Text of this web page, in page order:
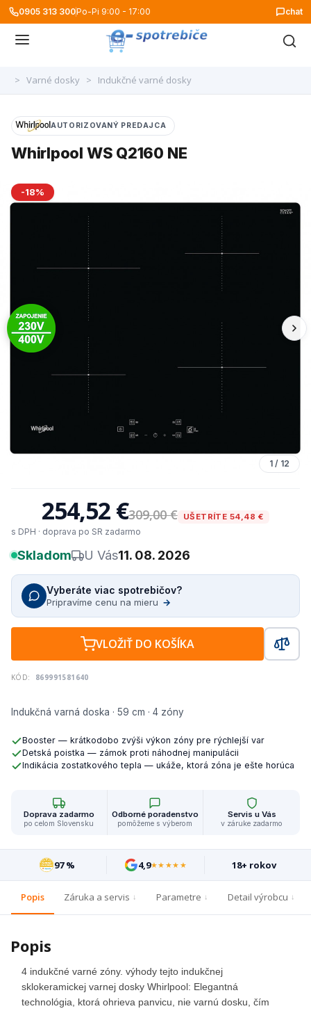
0905 313 300Po-Pi 9:00 - 17:00 chat
> Varné dosky > Indukčné varné dosky
-18%
1 / 12
AUTORIZOVANÝ PREDAJCA
Whirlpool WS Q2160 NE
Indukčná varná doska · 59 cm · 4 zóny
Booster — krátkodobo zvýši výkon zóny pre rýchlejší var
Detská poistka — zámok proti náhodnej manipulácii
Indikácia zostatkového tepla — ukáže, ktorá zóna je ešte horúca
254,52 €309,00 € UŠETRÍTE 54,48 €
s DPH · doprava po SR zadarmo
Skladom U Vás11. 08. 2026
Vyberáte viac spotrebičov?
Pripravíme cenu na mieru →
VLOŽIŤ DO KOŠÍKA
KÓD: 869991581640
Doprava zadarmo
po celom Slovensku
Odborné poradenstvo
pomôžeme s výberom
Servis u Vás
v záruke zadarmo
97 % 4,9★★★★★ 18+ rokov
Popis Záruka a servis Parametre Detail výrobcu
Popis
4 indukčné varné zóny. výhody tejto indukčnej
sklokeramickej varnej dosky Whirlpool: Elegantná
technológia, ktorá ohrieva panvicu, nie varnú dosku, čím